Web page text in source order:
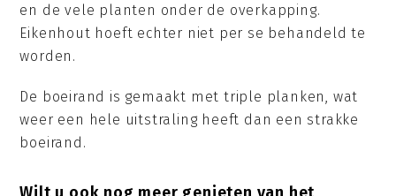
en de vele planten onder de overkapping.
Eikenhout hoeft echter niet per se behandeld te
worden.
De boeirand is gemaakt met triple planken, wat
weer een hele uitstraling heeft dan een strakke
boeirand.
Wilt u ook nog meer genieten van het